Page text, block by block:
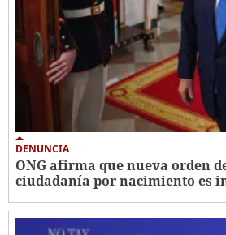
DENUNCIA
ONG afirma que nueva orden
ciudadanía por nacimiento es